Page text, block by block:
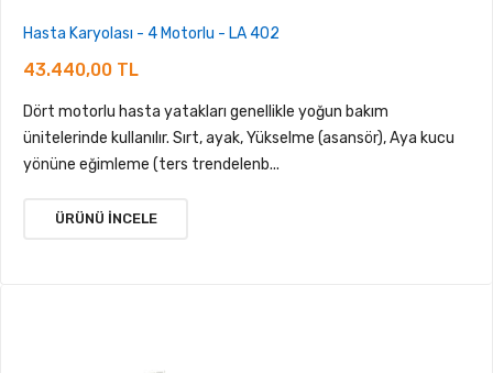
Hasta Karyolası - 4 Motorlu - LA 402
43.440,00 TL
Dört motorlu hasta yatakları genellikle yoğun bakım
ünitelerinde kullanılır. Sırt, ayak, Yükselme (asansör), Aya kucu
yönüne eğimleme (ters trendelenb...
ÜRÜNÜ İNCELE